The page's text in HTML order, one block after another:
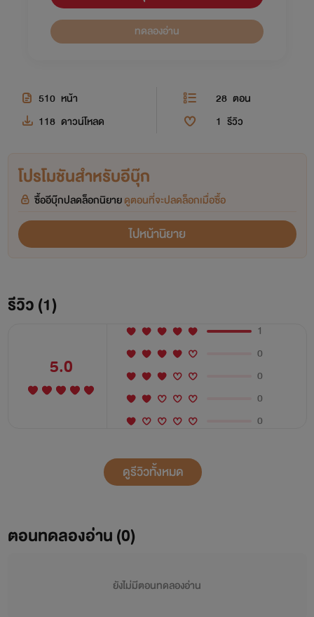
ทดลองอ่าน
510 หน้า 28 ตอน
118 ดาวน์โหลด 1 รีวิว
โปรโมชันสำหรับอีบุ๊ก
ซื้ออีบุ๊กปลดล็อกนิยายดูตอนที่จะปลดล็อกเมื่อซื้อ
ไปหน้านิยาย
รีวิว (1)
5.0
1
0
0
0
0
ดูรีวิวทั้งหมด
ตอนทดลองอ่าน (0)
ยังไม่มีตอนทดลองอ่าน